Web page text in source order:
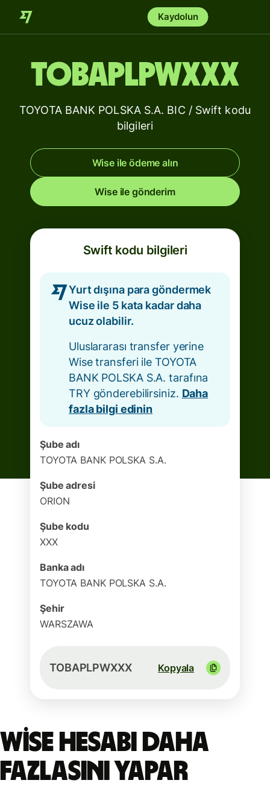
Kaydolun
TOBAPLPWXXX
TOYOTA BANK POLSKA S.A. BIC / Swift kodu
bilgileri
Wise ile ödeme alın
Wise ile gönderim
Swift kodu bilgileri
Yurt dışına para göndermek
Wise ile 5 kata kadar daha
ucuz olabilir.
Uluslararası transfer yerine
Wise transferi ile TOYOTA
BANK POLSKA S.A. tarafına
TRY gönderebilirsiniz. Daha
fazla bilgi edinin
Şube adı
TOYOTA BANK POLSKA S.A.
Şube adresi
ORION
Şube kodu
XXX
Banka adı
TOYOTA BANK POLSKA S.A.
Şehir
WARSZAWA
TOBAPLPWXXX Kopyala
Wise hesabı daha
fazlasını yapar